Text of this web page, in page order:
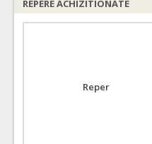
REPERE ACHIZITIONATE
Reper